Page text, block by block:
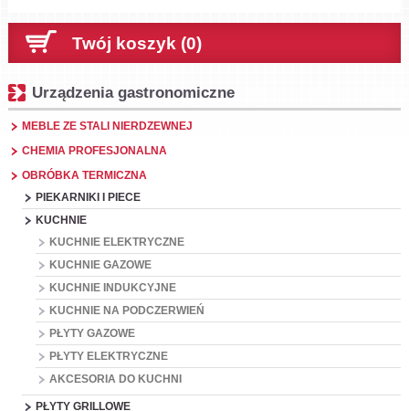
Twój koszyk (0)
Urządzenia gastronomiczne
MEBLE ZE STALI NIERDZEWNEJ
CHEMIA PROFESJONALNA
OBRÓBKA TERMICZNA
PIEKARNIKI I PIECE
KUCHNIE
KUCHNIE ELEKTRYCZNE
KUCHNIE GAZOWE
KUCHNIE INDUKCYJNE
KUCHNIE NA PODCZERWIEŃ
PŁYTY GAZOWE
PŁYTY ELEKTRYCZNE
AKCESORIA DO KUCHNI
PŁYTY GRILLOWE